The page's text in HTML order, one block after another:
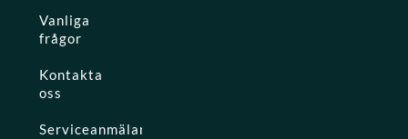
Vanliga
frågor
Kontakta
oss
Serviceanmälan